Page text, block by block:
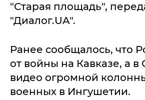
"Старая площадь",
"Диалог.UA".
Ранее сообщалось, что
от войны на Кавказе, а в
видео огромной
военных в Ингушетии.